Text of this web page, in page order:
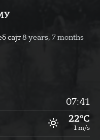
сајт 8 years, 7 months
07:41
22°C
1 m/s